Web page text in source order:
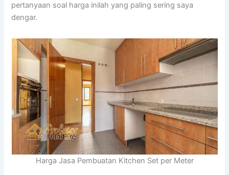
pertanyaan soal harga inilah yang paling sering saya
dengar.
Harga Jasa Pembuatan Kitchen Set per Meter